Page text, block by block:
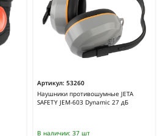
Артикул: 53260
Наушники противошумные JETA
SAFETY JEM-603 Dynamic 27 дБ
В наличии: 37 шт